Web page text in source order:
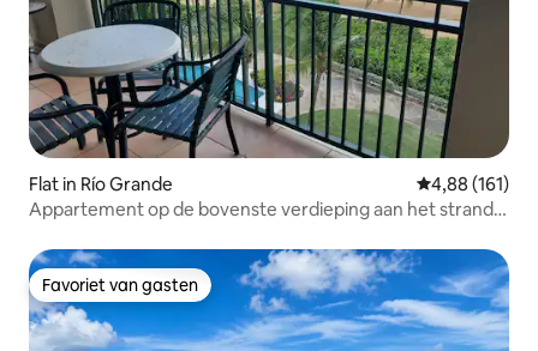
Flat in Río Grande Gemiddelde
4,88 (161)
Appartement op de bovenste verdieping aan het strand
Favoriet van gasten
Favoriet van gasten